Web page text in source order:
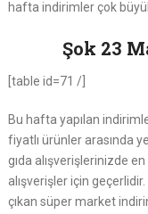
hafta indirimler çok
Şok 23
[table id=71 /]
Bu hafta yapılan
fiyatlı ürünler arasında
gıda alışverişlerinizde
alışverişler için
çıkan süper market